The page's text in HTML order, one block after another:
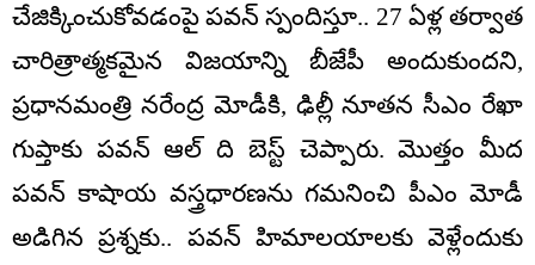
చేజిక్కించుకోవడంపై పవన్ స్పందిస్తూ.. 27 ఏళ్ల తర్వాత
చారిత్రాత్మకమైన విజయాన్ని బీజేపీ అందుకుందని,
ప్రధానమంత్రి నరేంద్ర మోడీకి, ఢిల్లీ నూతన సీఎం రేఖా
గుప్తాకు పవన్ ఆల్ ది బెస్ట్ చెప్పారు. మొత్తం మీద
పవన్ కాషాయ వస్త్రధారణను గమనించి పీఎం మోడీ
అడిగిన ప్రశ్నకు.. పవన్ హిమాలయాలకు వెళ్లేందుకు